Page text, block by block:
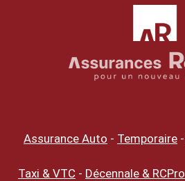
Assurance Auto - Temporaire -
Taxi & VTC - Décennale & RCPro